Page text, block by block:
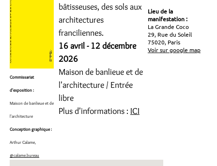
Commissariat
d'exposition :
Maison de banlieue et de
l'architecture
Conception graphique :
Arthur Calame,
@calame.bureau
bâtisseuses, des sols aux
architectures
franciliennes.
16 avril - 12 décembre
2026
Maison de banlieue et de
l'architecture / Entrée
libre
Plus d'informations : ICI
Lieu de la
manifestation :
La Grande Coco
29, Rue du Soleil
75020, Paris
Voir sur google map